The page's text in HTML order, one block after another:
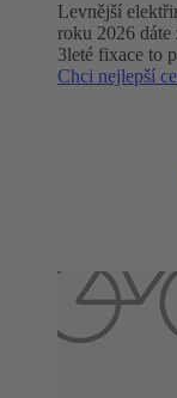
Levnější
roku 2026
3leté fixace to
Chci nejlepší